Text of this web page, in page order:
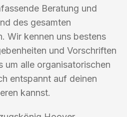
Beratung und
des gesamten
Wir kennen uns bestens
und Vorschriften
um alle organisatorischen
entspannt auf deinen
kannst.